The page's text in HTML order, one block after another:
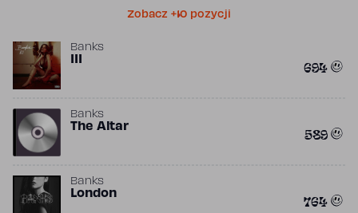
Zobacz +10 pozycji
Banks
694
Banks
The Altar 589
Banks
London 764